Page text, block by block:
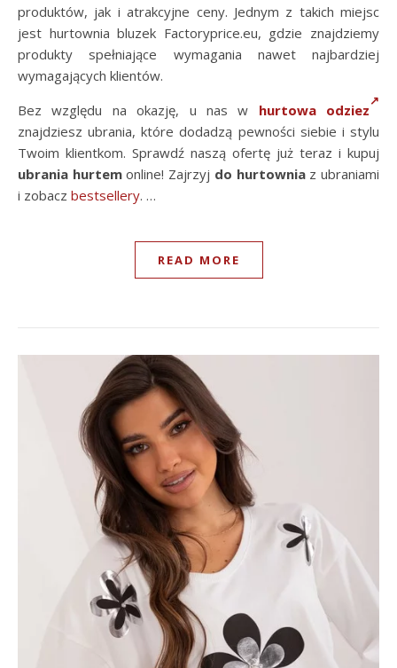
produktów, jak i atrakcyjne ceny. Jednym z takich miejsc
jest hurtownia bluzek Factoryprice.eu, gdzie znajdziemy
produkty spełniające wymagania nawet najbardziej
wymagających klientów.
Bez względu na okazję, u nas w hurtowa odziez
znajdziesz ubrania, które dodadzą pewności siebie i stylu
Twoim klientkom. Sprawdź naszą ofertę już teraz i kupuj
ubrania hurtemonline! Zajrzyj do hurtowniaz ubraniami
i zobacz bestsellery. …
READ MORE